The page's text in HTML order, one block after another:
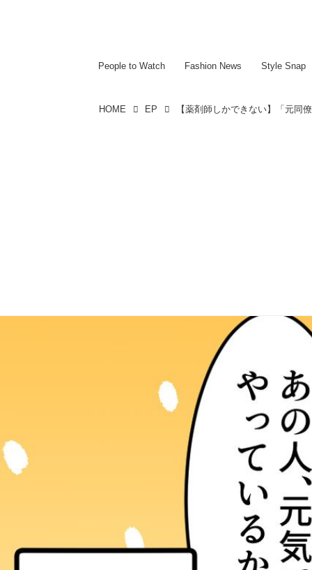
People to Watch Fashion News Style Snap
HOME EP